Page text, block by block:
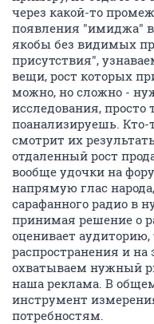
через какой-то
появления "имиджа" в
якобы без видимых
присутствия",
вещи, рост которых
можно, но сложно -
исследования, просто
поанализируешь. Кто-
смотрит их
отдаленный рост
вообще удочки на
напрямую глас
сарафанного радио в
принимая решение о
оценивает
распространения и на
охватываем нужный
наша реклама. В
инструмент
потребностям.